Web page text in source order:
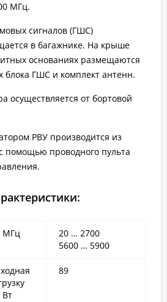
МГц.
сигналов (ГШС)
в багажнике. На крыше
основаниях размещаются
блока ГШС и комплект антенн.
осуществляется от бортовой
РВУ производится из
помощью проводного пульта
МГц
20 … 2700
5600 … 5900
Вт
89